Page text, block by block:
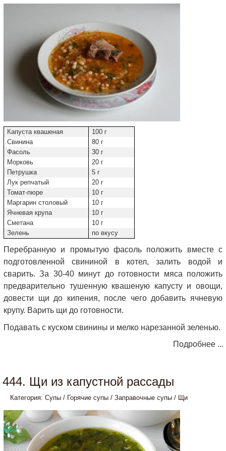
Капуста квашеная
100 г
Свинина
80 г
Фасоль
30 г
Морковь
20 г
Петрушка
5 г
Лук репчатый
20 г
Томат-пюре
10 г
Маргарин столовый
10 г
Ячневая крупа
10 г
Сметана
10 г
Зелень
по вкусу
Перебранную и промытую фасоль положить вместе с
подготовленной свининой в котел, залить водой и
сварить. За 30-40 минут до готовности мяса положить
предварительно тушенную квашеную капусту и овощи,
довести щи до кипения, после чего добавить ячневую
крупу. Варить щи до готовности.
Подавать с куском свинины и мелко нарезанной зеленью.
Подробнее ...
444. Щи из капустной рассады
Категория: Супы / Горячие супы / Заправочные супы / Щи